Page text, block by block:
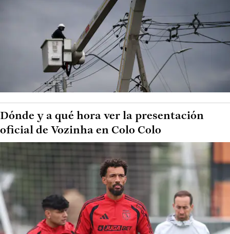
Dónde y a qué hora ver la presentación
oficial de Vozinha en Colo Colo